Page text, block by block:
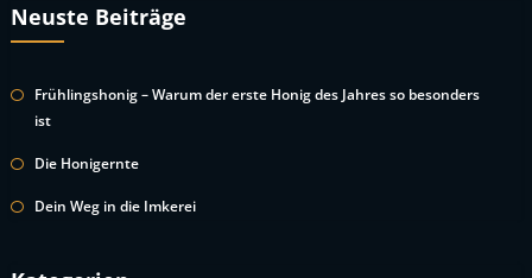
Neuste Beiträge
Frühlingshonig – Warum der erste Honig des Jahres so besonders
ist
Die Honigernte
Dein Weg in die Imkerei